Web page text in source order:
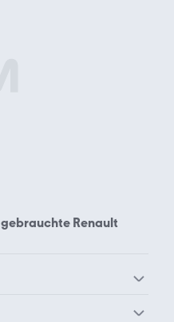
gebrauchte Renault